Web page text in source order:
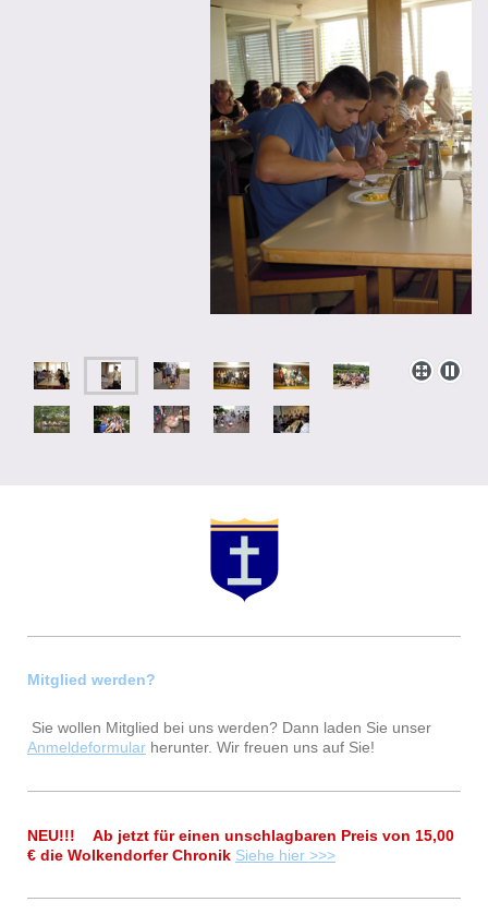
Mitglied werden?
Sie wollen Mitglied bei uns werden? Dann laden Sie unser
Anmeldeformular herunter. Wir freuen uns auf Sie!
NEU!!! Ab jetzt für einen unschlagbaren Preis von 15,00
€ die Wolkendorfer Chronik Siehe hier >>>